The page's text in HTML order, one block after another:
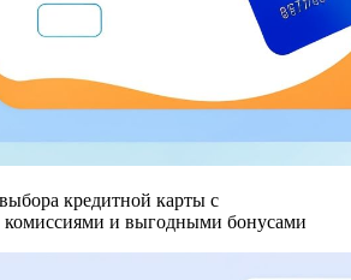
кредитной карты с
и выгодными бонусами